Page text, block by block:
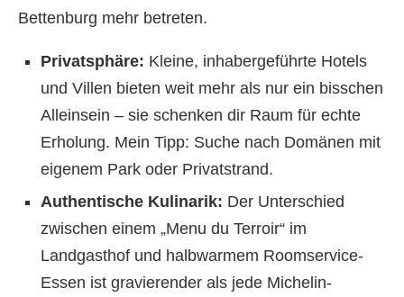
Bettenburg mehr betreten.
Privatsphäre: Kleine, inhabergeführte Hotels
und Villen bieten weit mehr als nur ein bisschen
Alleinsein – sie schenken dir Raum für echte
Erholung. Mein Tipp: Suche nach Domänen mit
eigenem Park oder Privatstrand.
Authentische Kulinarik: Der Unterschied
zwischen einem „Menu du Terroir“ im
Landgasthof und halbwarmem Roomservice-
Essen ist gravierender als jede Michelin-